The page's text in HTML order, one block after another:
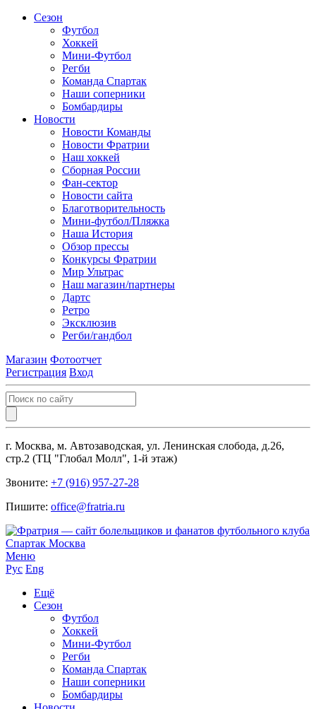
Сезон
Футбол
Хоккей
Мини-Футбол
Регби
Команда Спартак
Наши соперники
Бомбардиры
Новости
Новости Команды
Новости Фратрии
Наш хоккей
Сборная России
Фан-cектор
Новости сайта
Благотворительность
Мини-футбол/Пляжка
Наша История
Обзор прессы
Конкурсы Фратрии
Мир Ультрас
Наш магазин/партнеры
Дартс
Ретро
Эксклюзив
Регби/гандбол
Магазин Фотоотчет
Регистрация Вход
г. Москва, м. Автозаводская, ул. Ленинская слобода, д.26,
стр.2 (ТЦ "Глобал Молл", 1-й этаж)
Звоните: +7 (916) 957-27-28
Пишите: office@fratria.ru
Меню
Рус Eng
Ещё
Сезон
Футбол
Хоккей
Мини-Футбол
Регби
Команда Спартак
Наши соперники
Бомбардиры